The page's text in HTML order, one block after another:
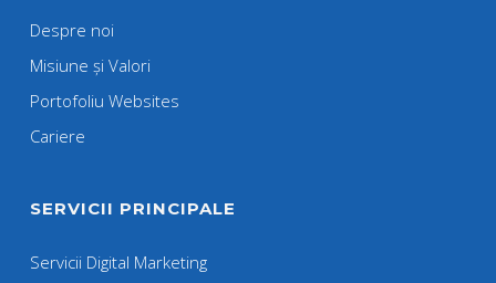
Despre noi
Misiune și Valori
Portofoliu Websites
Cariere
SERVICII PRINCIPALE
Servicii Digital Marketing